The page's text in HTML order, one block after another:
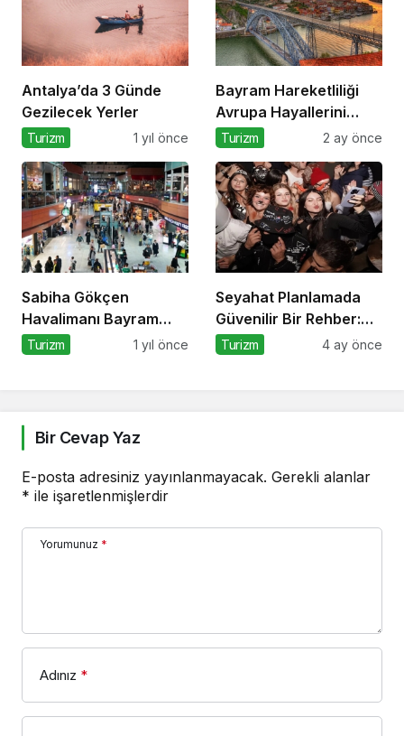
Antalya’da 3 Günde
Gezilecek Yerler
Turizm 1 yıl önce
Bayram Hareketliliği
Avrupa Hayallerini
Tetikledi
Turizm 2 ay önce
Sabiha Gökçen
Havalimanı Bayram
Yoğunluğuna Hazır!
Turizm 1 yıl önce
Seyahat Planlamada
Güvenilir Bir Rehber:
Tripcoholic
Turizm 4 ay önce
Bir Cevap Yaz
E-posta adresiniz yayınlanmayacak. Gerekli alanlar
* ile işaretlenmişlerdir
Yorumunuz *
Adınız *